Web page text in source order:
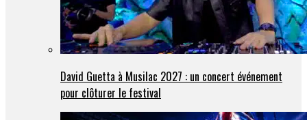
David Guetta à Musilac 2027 : un concert événement
pour clôturer le festival